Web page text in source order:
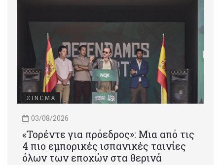
ΣΙΝΕΜΑ
03/08/2026
«Τορέντε για πρόεδρος»: Mια από τις
4 πιο εμπορικές ισπανικές ταινίες
όλων των εποχών στα θερινά